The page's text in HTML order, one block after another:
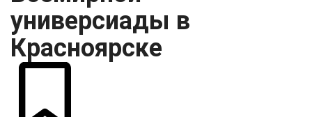
универсиады в
Красноярске